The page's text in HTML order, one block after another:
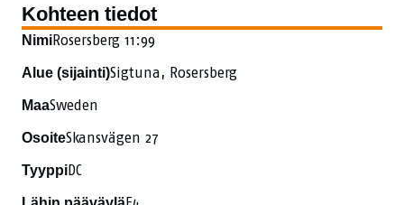
Kohteen tiedot
NimiRosersberg 11:99
Alue (sijainti)Sigtuna, Rosersberg
MaaSweden
OsoiteSkansvägen 27
TyyppiDC